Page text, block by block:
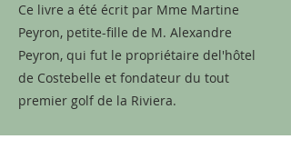
Ce livre a été écrit par Mme Martine
Peyron, petite-fille de M. Alexandre
Peyron, qui fut le propriétaire del'hôtel
de Costebelle et fondateur du tout
premier golf de la Riviera.